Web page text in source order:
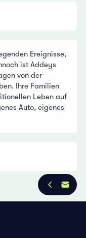
Ereignisse,
ist Addeys
von der
Ihre Familien
Leben auf
Auto, eigenes